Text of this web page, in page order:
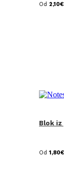
Od 2,10€
Blok
Od 1,80€